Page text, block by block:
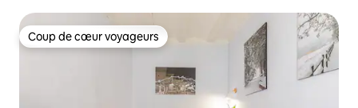
Coup de cœur voyageurs
Coup de cœur voyageurs